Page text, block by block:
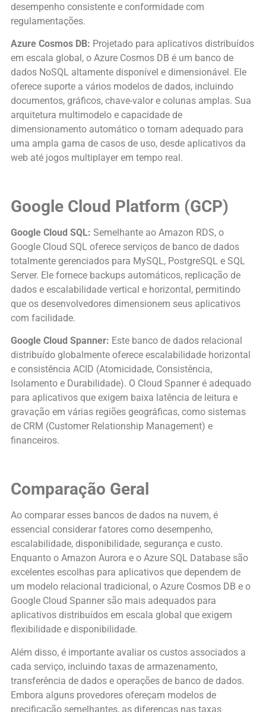
desempenho consistente e conformidade com
regulamentações.
Azure Cosmos DB: Projetado para aplicativos distribuídos
em escala global, o Azure Cosmos DB é um banco de
dados NoSQL altamente disponível e dimensionável. Ele
oferece suporte a vários modelos de dados, incluindo
documentos, gráficos, chave-valor e colunas amplas. Sua
arquitetura multimodelo e capacidade de
dimensionamento automático o tornam adequado para
uma ampla gama de casos de uso, desde aplicativos da
web até jogos multiplayer em tempo real.
Google Cloud Platform (GCP)
Google Cloud SQL: Semelhante ao Amazon RDS, o
Google Cloud SQL oferece serviços de banco de dados
totalmente gerenciados para MySQL, PostgreSQL e SQL
Server. Ele fornece backups automáticos, replicação de
dados e escalabilidade vertical e horizontal, permitindo
que os desenvolvedores dimensionem seus aplicativos
com facilidade.
Google Cloud Spanner: Este banco de dados relacional
distribuído globalmente oferece escalabilidade horizontal
e consistência ACID (Atomicidade, Consistência,
Isolamento e Durabilidade). O Cloud Spanner é adequado
para aplicativos que exigem baixa latência de leitura e
gravação em várias regiões geográficas, como sistemas
de CRM (Customer Relationship Management) e
financeiros.
Comparação Geral
Ao comparar esses bancos de dados na nuvem, é
essencial considerar fatores como desempenho,
escalabilidade, disponibilidade, segurança e custo.
Enquanto o Amazon Aurora e o Azure SQL Database são
excelentes escolhas para aplicativos que dependem de
um modelo relacional tradicional, o Azure Cosmos DB e o
Google Cloud Spanner são mais adequados para
aplicativos distribuídos em escala global que exigem
flexibilidade e disponibilidade.
Além disso, é importante avaliar os custos associados a
cada serviço, incluindo taxas de armazenamento,
transferência de dados e operações de banco de dados.
Embora alguns provedores ofereçam modelos de
precificação semelhantes, as diferenças nas taxas